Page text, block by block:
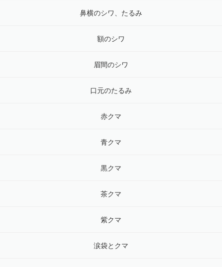
鼻横のシワ、たるみ
額のシワ
眉間のシワ
口元のたるみ
赤クマ
青クマ
黒クマ
茶クマ
紫クマ
涙袋とクマ